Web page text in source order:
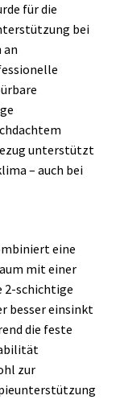
für die
bei
an
unterstützt
– auch bei
eine
mit einer
2-schichtige
besser einsinkt
die feste
zur